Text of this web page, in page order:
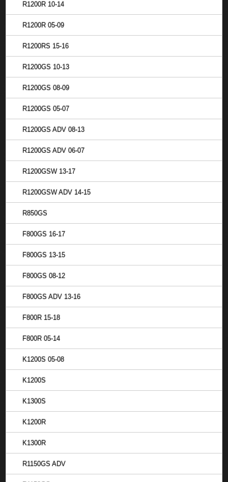
R1200R 10-14
R1200R 05-09
R1200RS 15-16
R1200GS 10-13
R1200GS 08-09
R1200GS 05-07
R1200GS ADV 08-13
R1200GS ADV 06-07
R1200GSW 13-17
R1200GSW ADV 14-15
R850GS
F800GS 16-17
F800GS 13-15
F800GS 08-12
F800GS ADV 13-16
F800R 15-18
F800R 05-14
K1200S 05-08
K1200S
K1300S
K1200R
K1300R
R1150GS ADV